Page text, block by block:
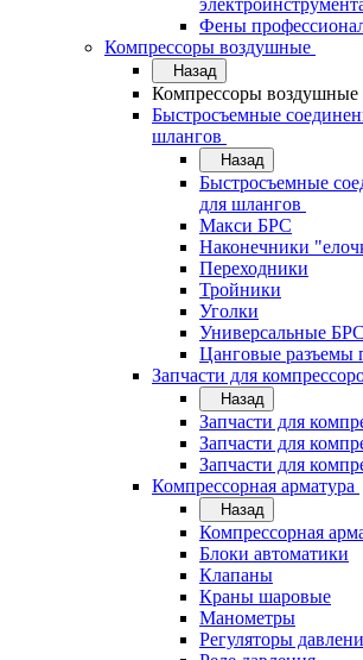
Фены
Компрессоры воздушные
Назад
Компрессоры воздушные
Быстросъемные
шлангов
Назад
Быстросъемные
для шлангов
Макси БРС
Наконечники
Переходники
Тройники
Уголки
Универсальные БРС
Цанговые разъемы
Запчасти для
Назад
Запчасти для
Запчасти для
Запчасти для
Компрессорная арматура
Назад
Компрессорная
Блоки автоматики
Клапаны
Краны шаровые
Манометры
Регуляторы